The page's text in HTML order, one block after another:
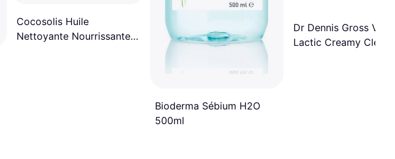
Cocosolis Huile
Nettoyante Nourrissante À
Bioderma Sébium H2O
500ml
Dr Dennis Gross
Lactic Creamy